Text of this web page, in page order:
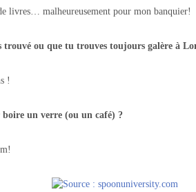
livres… malheureusement pour mon banquier!
trouvé ou que tu trouves toujours galère à
!
un verre (ou un café) ?